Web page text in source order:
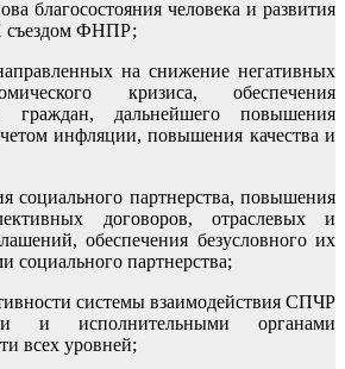
благосостояния человека и развития
съездом ФНПР;
на снижение негативных
кризиса, обеспечения
граждан, дальнейшего повышения
инфляции, повышения качества и
социального партнерства, повышения
договоров, отраслевых и
обеспечения безусловного их
социального партнерства;
системы взаимодействия СПЧР
и исполнительными органами
всех уровней;